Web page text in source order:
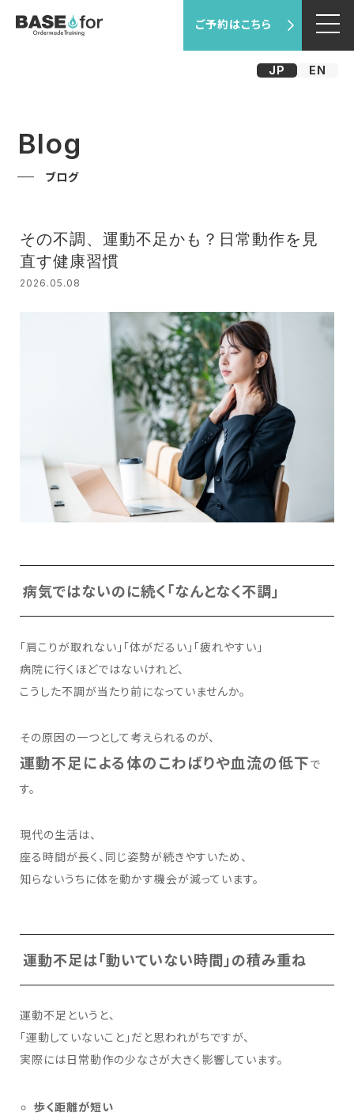
ご予約はこちら
JP EN
Blog
ブログ
その不調、運動不足かも？日常動作を見
直す健康習慣
2026.05.08
病気ではないのに続く「なんとなく不調」
「肩こりが取れない」「体がだるい」「疲れやすい」
病院に行くほどではないけれど、
こうした不調が当たり前になっていませんか。
その原因の一つとして考えられるのが、
運動不足による体のこわばりや血流の低下で
す。
現代の生活は、
座る時間が長く、同じ姿勢が続きやすいため、
知らないうちに体を動かす機会が減っています。
運動不足は「動いていない時間」の積み重ね
運動不足というと、
「運動していないこと」だと思われがちですが、
実際には日常動作の少なさが大きく影響しています。
歩く距離が短い